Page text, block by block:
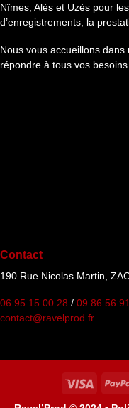
Nîmes, Alès et Uzès pour
d’enregistrements, la
Nous vous accueillons
répondre à tous vos besoins.
Contact
190 Rue Nicolas Martin,
06 95 15 00 28 / 09 86 56
contact@ravelprod.fr
Visa